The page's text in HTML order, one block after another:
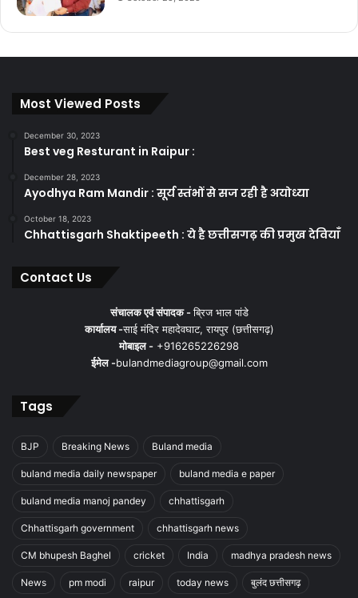
Most Viewed Posts
December 30, 2023
Best veg Resturant in Raipur :
December 28, 2023
Ayodhya Ram Mandir : सूर्य स्तंभों से सज रही है अयोध्या
October 18, 2023
Chhattisgarh Shaktipeeth : ये है छत्तीसगढ़ की प्रमुख देवियाँ
Contact Us
संचालक एवं संपादक -ब्रिज भाल पांडे
कार्यालय -साई मंदिर महादेवघाट, रायपुर (छत्तीसगढ़)
मोबाइल - +916265226298
ईमेल -bulandmediagroup@gmail.com
Tags
BJP Breaking News Buland media
buland media daily newspaper buland media e paper
buland media manoj pandey chhattisgarh
Chhattisgarh government chhattisgarh news
CM bhupesh Baghel cricket India madhya pradesh news
News pm modi raipur today news बुलंद छत्तीसगढ़